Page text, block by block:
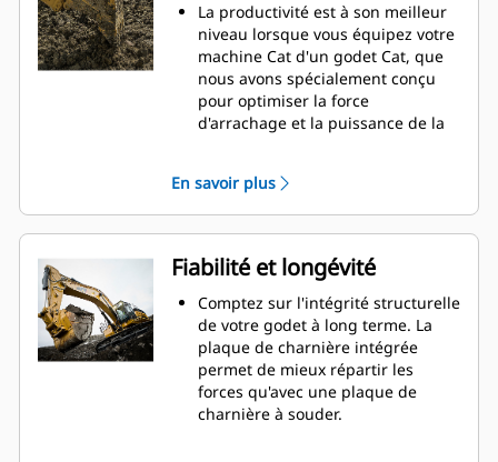
La productivité est à son meilleur
niveau lorsque vous équipez votre
machine Cat d'un godet Cat, que
nous avons spécialement conçu
pour optimiser la force
d'arrachage et la puissance de la
double améliore le flux des
matières dans le godet. Le
dégagement de talon accru
garantit que le fond du godet ne
frotte pas, ce qui réduit les coûts
d'entretien.
La consommation de carburant est
maximale lors de l'excavation. Les
godets Cat sont conçus pour
creuser dans les matériaux
rapidement afin d'améliorer
En savoir plus
Fiabilité et longévité
Comptez sur l'intégrité structurelle
de votre godet à long terme. La
plaque de charnière intégrée
permet de mieux répartir les
forces qu'avec une plaque de
charnière à souder.